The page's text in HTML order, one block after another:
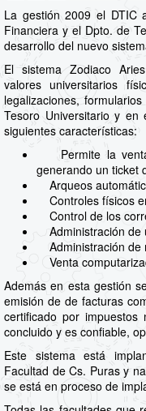
La gestión 2009 el DTIC
Financiera y el Dpto. de
desarrollo del nuevo
El sistema Zodiaco
valores universitarios
legalizaciones,
Tesoro Universitario y
siguientes características:
Permite la venta
generando un ticket
Arqueos
Controles físicos
Control de los
Administración de
Administración de
Venta
Además en esta gestión
emisión de de facturas
certificado por impuestos
concluido y es confiable,
Este sistema está
Facultad de Cs. Puras y
se está en proceso de